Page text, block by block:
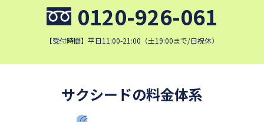
星野学園中学校
かえつ有明中学校
浜中学校
カリタス女子中学校
東京電機大学中学校
0120-926-061
【受付時間】平日11:00-21:00（土19:00まで/日祝休）
サクシードの料金体系